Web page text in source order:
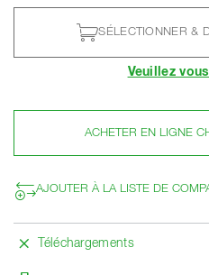
SÉLECTIONNER &
Veuillez
ACHETER EN LIGNE
AJOUTER À LA LISTE DE
Téléchargements